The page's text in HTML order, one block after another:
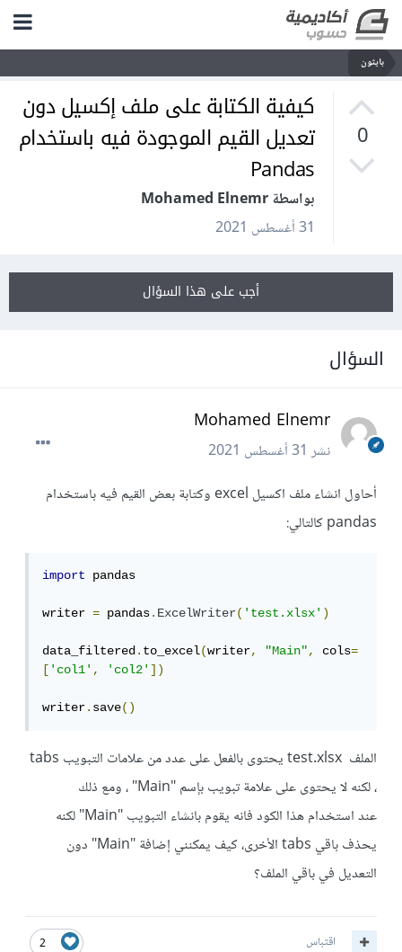
بايثون
0
كيفية الكتابة على ملف إكسيل دون
تعديل القيم الموجودة فيه باستخدام
Pandas
بواسطة Mohamed Elnemr
31 أغسطس 2021
أجب على هذا السؤال
السؤال
Mohamed Elnemr
نشر31 أغسطس 2021
أحاول انشاء ملف اكسيل excel وكتابة بعض القيم فيه باستخدام
pandas كالتالي:
import pandas
writer = pandas.ExcelWriter('test.xlsx')
data_filtered.to_excel(writer, "Main", cols=
['col1', 'col2'])
writer.save()
الملف test.xlsx يحتوى بالفعل على عدد من علامات التبويب tabs
، لكنه لا يحتوى على علامة تبويب بإسم "Main" ، ومع ذلك
عند استخدام هذا الكود فانه يقوم بانشاء التبويب "Main" لكنه
يحذف باقي tabs الأخرى، كيف يمكنني إضافة "Main" دون
التعديل في باقي الملف؟
2 اقتباس